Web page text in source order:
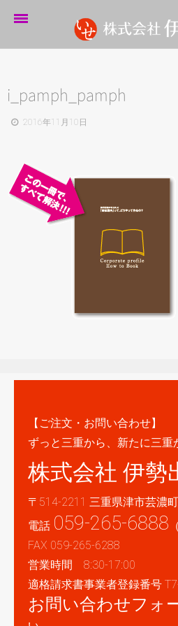
伊勢出版だより
営業案内
企業情報
採用情報
i_pamph_pamph
2016年11月10日
【ご注文・お問い合わせ】
ずっと三重から、新たに三重
株式会社 伊勢
〒514-2211 三重県津市芸濃
電話 059-265-6888
FAX 059-265-6288
営業時間 8:30-17:00
適格請求書事業者登録番号
お問い合わせフォ